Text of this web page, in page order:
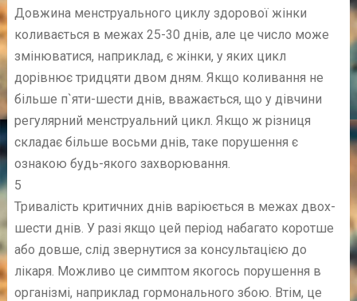
Довжина менструального циклу здорової жінки
коливається в межах 25-30 днів, але це число може
змінюватися, наприклад, є жінки, у яких цикл
дорівнює тридцяти двом дням. Якщо коливання не
більше п`яти-шести днів, вважається, що у дівчини
регулярний менструальний цикл. Якщо ж різниця
складає більше восьми днів, таке порушення є
ознакою будь-якого захворювання.
5
Тривалість критичних днів варіюється в межах двох-
шести днів. У разі якщо цей період набагато коротше
або довше, слід звернутися за консультацією до
лікаря. Можливо це симптом якогось порушення в
організмі, наприклад гормонального збою. Втім, це